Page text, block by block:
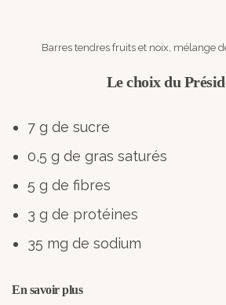
Barres tendres fruits et noix, mélange
Le choix du
7 g de sucre
0,5 g de gras saturés
5 g de fibres
3 g de protéines
35 mg de sodium
En savoir plus